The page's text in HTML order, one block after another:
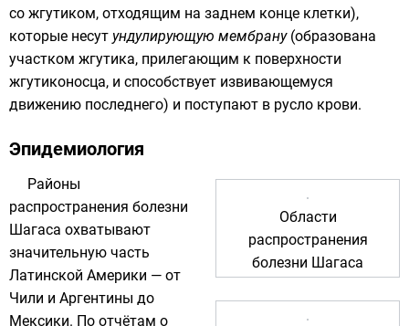
со жгутиком, отходящим на заднем конце клетки),
которые несут ундулирующую мембрану(образована
участком жгутика, прилегающим к поверхности
жгутиконосца, и способствует извивающемуся
движению последнего) и поступают в русло крови.
Эпидемиология
Области
распространения
болезни Шагаса
Районы
распространения болезни
Шагаса охватывают
значительную часть
Латинской Америки — от
Чили и Аргентины до
Мексики. По отчётам о